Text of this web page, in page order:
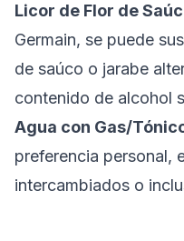
Licor de Flor de
Germain, se puede
de saúco o jarabe
contenido de alcohol
Agua con Gas/
preferencia personal,
intercambiados o